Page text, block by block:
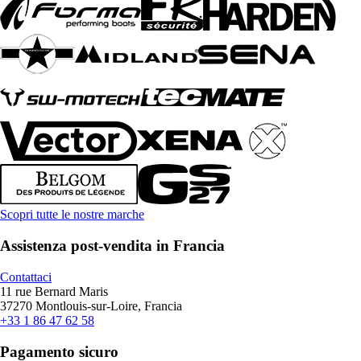
Scopri tutte le nostre marche
Assistenza post-vendita in Francia
Contattaci
11 rue Bernard Maris
37270 Montlouis-sur-Loire, Francia
+33 1 86 47 62 58
Pagamento sicuro